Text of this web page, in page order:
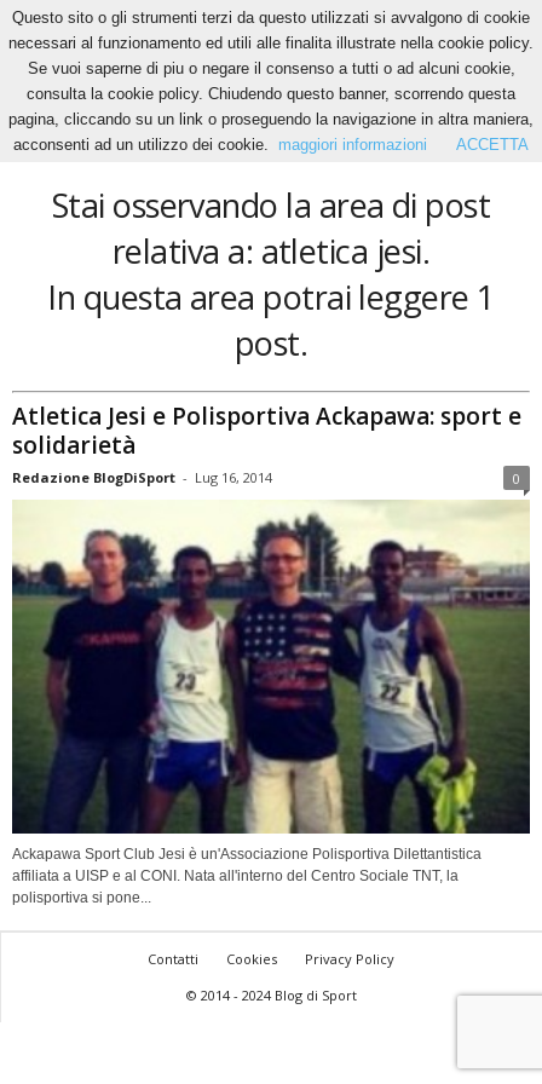
Home Tags Atletica jesi
atletica jesi
Stai osservando la area di post
relativa a: atletica jesi.
In questa area potrai leggere 1
post.
Atletica Jesi e Polisportiva Ackapawa: sport e
solidarietà
Redazione BlogDiSport - Lug 16, 2014 0
Ackapawa Sport Club Jesi è un'Associazione Polisportiva Dilettantistica
affiliata a UISP e al CONI. Nata all'interno del Centro Sociale TNT, la
polisportiva si pone...
Contatti Cookies
Privacy Policy
© 2014 - 2024 Blog di Sport
Questo sito o gli strumenti terzi da questo utilizzati si avvalgono di cookie
necessari al funzionamento ed utili alle finalita illustrate nella cookie policy.
Se vuoi saperne di piu o negare il consenso a tutti o ad alcuni cookie,
consulta la cookie policy. Chiudendo questo banner, scorrendo questa
pagina, cliccando su un link o proseguendo la navigazione in altra maniera,
acconsenti ad un utilizzo dei cookie.
maggiori informazioni ACCETTA